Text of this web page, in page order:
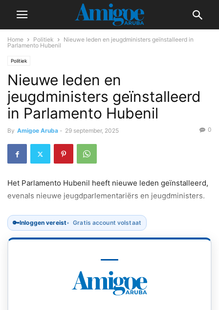
Home Politiek
Nieuwe leden en jeugdministers geïnstalleerd in
Parlamento Hubenil
Politiek
Nieuwe leden en
jeugdministers geïnstalleerd
in Parlamento Hubenil
By Amigoe Aruba - 29 september, 2025 0
Het Parlamento Hubenil heeft nieuwe leden geïnstalleerd,
evenals nieuwe jeugdparlementariërs en jeugdministers.
🔑Inloggen vereist Gratis account volstaat